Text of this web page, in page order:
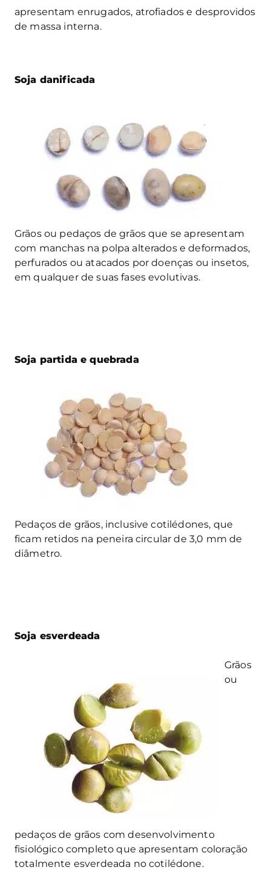
apresentam enrugados, atrofiados e desprovidos
de massa interna.
Soja danificada
Grãos ou pedaços de grãos que se apresentam
com manchas na polpa alterados e deformados,
perfurados ou atacados por doenças ou insetos,
em qualquer de suas fases evolutivas.
Soja partida e quebrada
Pedaços de grãos, inclusive cotilédones, que
ficam retidos na peneira circular de 3,0 mm de
diâmetro.
Soja esverdeada
Grãos
ou
pedaços de grãos com desenvolvimento
fisiológico completo que apresentam coloração
totalmente esverdeada no cotilédone.